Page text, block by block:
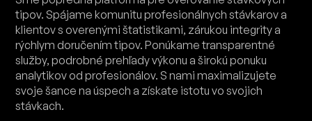
klientov s overenými štatistikami, zárukou integrity a
rýchlym doručením tipov. Ponúkame transparentné
služby, podrobné prehľady výkonu a širokú ponuku
analytikov od profesionálov. S nami maximalizujete
svoje šance na úspech a získate istotu vo svojich
stávkach.